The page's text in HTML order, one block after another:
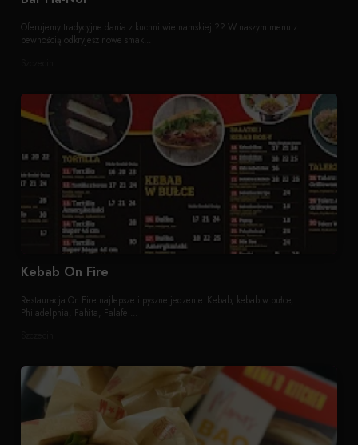
Oferujemy tradycyjne dania z kuchni wietnamskiej ?? W naszym menu z
pewnością odkryjesz nowe smak...
Kebab On Fire
Restauracja On Fire najlepsze i pyszne jedzenie. Kebab, kebab w bułce,
Philadelphia, Fahita, Falafel...